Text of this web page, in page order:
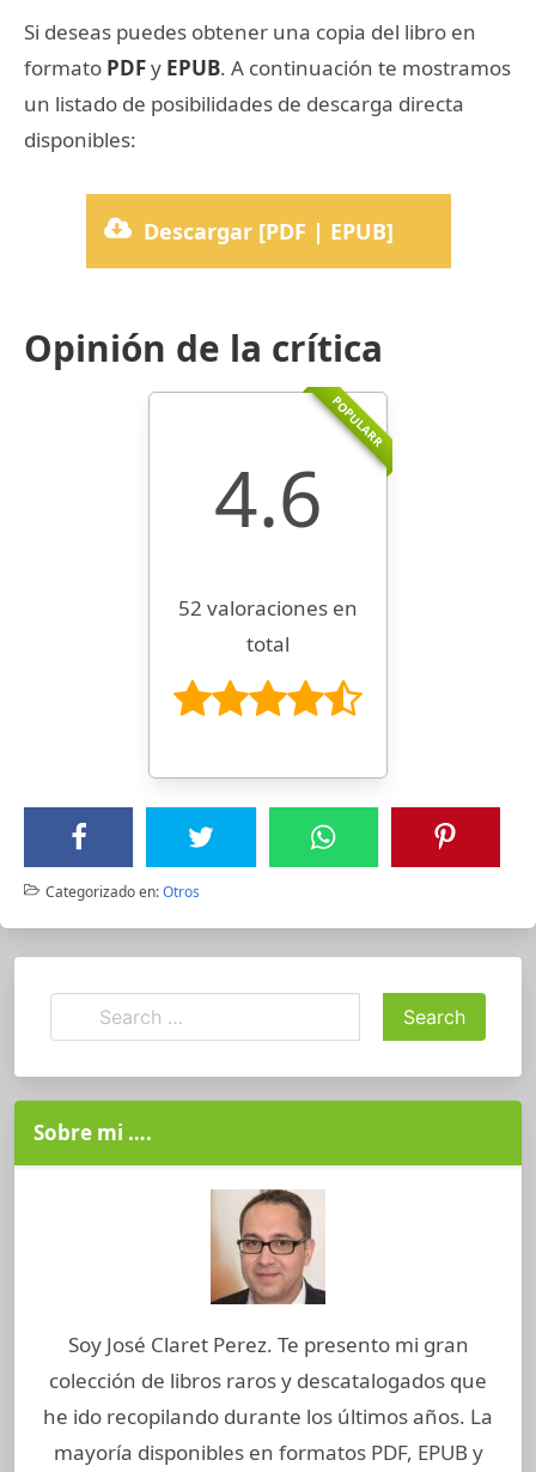
Si deseas puedes obtener una copia del libro en
formato PDFy EPUB. A continuación te mostramos
un listado de posibilidades de descarga directa
disponibles:
Descargar [PDF | EPUB]
Opinión de la crítica
POPULARR
4.6
52 valoraciones en
total
Categorizado en:Otros
Sobre mi ….
Soy José Claret Perez. Te presento mi gran
colección de libros raros y descatalogados que
he ido recopilando durante los últimos años. La
mayoría disponibles en formatos PDF, EPUB y